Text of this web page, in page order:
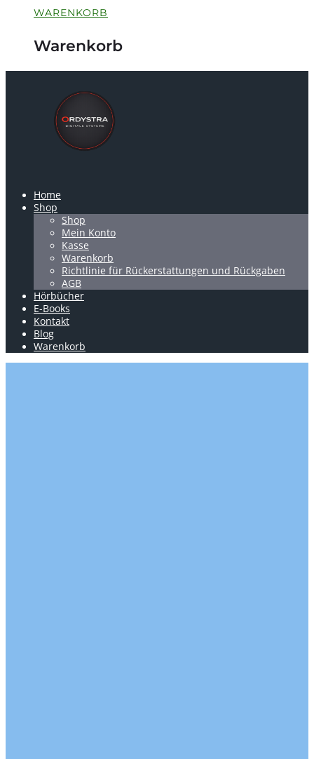
WARENKORB
Warenkorb
Home
Shop
Shop
Mein Konto
Kasse
Warenkorb
Richtlinie für Rückerstattungen und Rückgaben
AGB
Hörbücher
E-Books
Kontakt
Blog
Warenkorb